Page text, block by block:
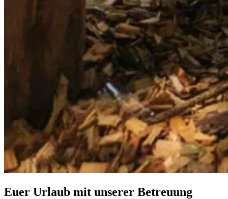
Euer Urlaub mit unserer Betreuung